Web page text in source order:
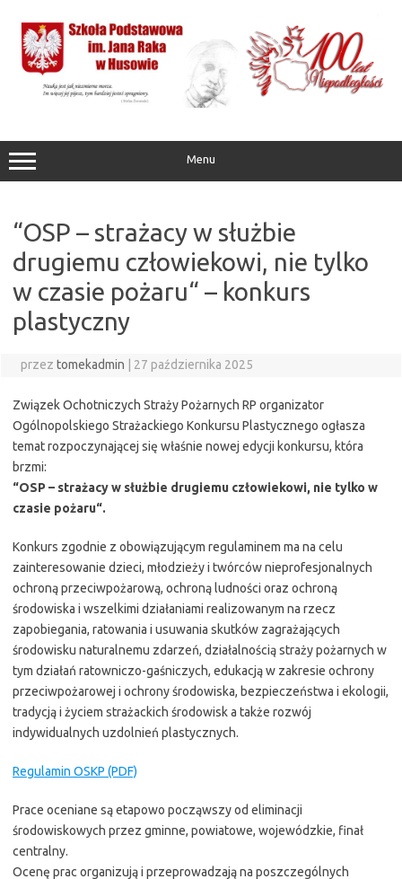
treści
Menu
“OSP – strażacy w służbie
drugiemu człowiekowi, nie tylko
w czasie pożaru“ – konkurs
plastyczny
przez tomekadmin | 27 października 2025
Związek Ochotniczych Straży Pożarnych RP organizator
Ogólnopolskiego Strażackiego Konkursu Plastycznego ogłasza
temat rozpoczynającej się właśnie nowej edycji konkursu, która
brzmi:
“OSP – strażacy w służbie drugiemu człowiekowi, nie tylko w
czasie pożaru“.
Konkurs zgodnie z obowiązującym regulaminem ma na celu
zainteresowanie dzieci, młodzieży i twórców nieprofesjonalnych
ochroną przeciwpożarową, ochroną ludności oraz ochroną
środowiska i wszelkimi działaniami realizowanym na rzecz
zapobiegania, ratowania i usuwania skutków zagrażających
środowisku naturalnemu zdarzeń, działalnością straży pożarnych w
tym działań ratowniczo-gaśniczych, edukacją w zakresie ochrony
przeciwpożarowej i ochrony środowiska, bezpieczeństwa i ekologii,
tradycją i życiem strażackich środowisk a także rozwój
indywidualnych uzdolnień plastycznych.
Regulamin OSKP (PDF)
Prace oceniane są etapowo począwszy od eliminacji
środowiskowych przez gminne, powiatowe, wojewódzkie, finał
centralny.
Ocenę prac organizują i przeprowadzają na poszczególnych